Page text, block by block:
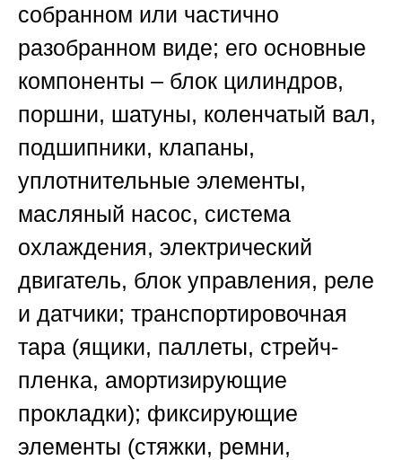
собранном или частично
разобранном виде; его основные
компоненты – блок цилиндров,
поршни, шатуны, коленчатый вал,
подшипники, клапаны,
уплотнительные элементы,
масляный насос, система
охлаждения, электрический
двигатель, блок управления, реле
и датчики; транспортировочная
тара (ящики, паллеты, стрейч-
пленка, амортизирующие
прокладки); фиксирующие
элементы (стяжки, ремни,